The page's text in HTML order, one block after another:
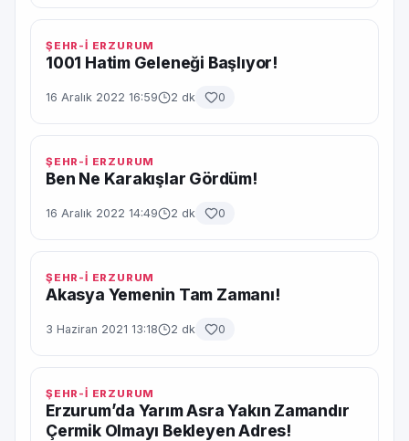
ŞEHR-İ ERZURUM
1001 Hatim Geleneği Başlıyor!
16 Aralık 2022 16:59 2 dk 0
ŞEHR-İ ERZURUM
Ben Ne Karakışlar Gördüm!
16 Aralık 2022 14:49 2 dk 0
ŞEHR-İ ERZURUM
Akasya Yemenin Tam Zamanı!
3 Haziran 2021 13:18 2 dk 0
ŞEHR-İ ERZURUM
Erzurum’da Yarım Asra Yakın Zamandır
Çermik Olmayı Bekleyen Adres!